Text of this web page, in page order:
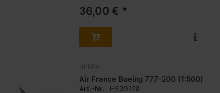
36,00 € *
HERPA
Air France Boeing 777-200 (1:500)
Art.-Nr. H539128